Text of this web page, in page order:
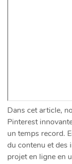
Dans cet article,
Pinterest
un temps record.
du contenu et des
projet en ligne en